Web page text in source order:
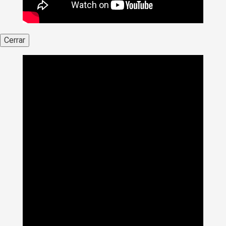
Cerrar